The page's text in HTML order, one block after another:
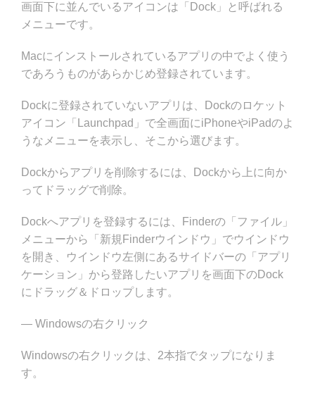
画面下に並んでいるアイコンは「Dock」と呼ばれる
メニューです。
Macにインストールされているアプリの中でよく使う
であろうものがあらかじめ登録されています。
Dockに登録されていないアプリは、Dockのロケット
アイコン「Launchpad」で全画面にiPhoneやiPadのよ
うなメニューを表示し、そこから選びます。
Dockからアプリを削除するには、Dockから上に向か
ってドラッグで削除。
Dockへアプリを登録するには、Finderの「ファイル」
メニューから「新規Finderウインドウ」でウインドウ
を開き、ウインドウ左側にあるサイドバーの「アプリ
ケーション」から登路したいアプリを画面下のDock
にドラッグ＆ドロップします。
— Windowsの右クリック
Windowsの右クリックは、2本指でタップになりま
す。